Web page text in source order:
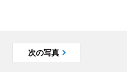
次の写真